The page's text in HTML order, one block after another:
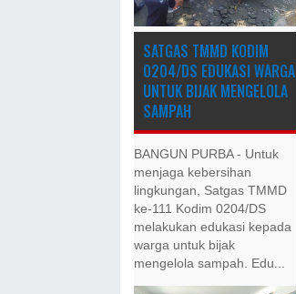
SATGAS TMMD KODIM
0204/DS EDUKASI WARGA
UNTUK BIJAK MENGELOLA
SAMPAH
BANGUN PURBA - Untuk
menjaga kebersihan
lingkungan, Satgas TMMD
ke-111 Kodim 0204/DS
melakukan edukasi kepada
warga untuk bijak
mengelola sampah. Edu...